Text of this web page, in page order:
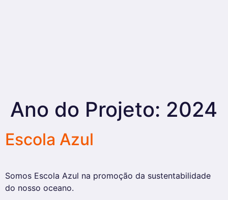
Ano do Projeto: 2024
Escola Azul
Somos Escola Azul na promoção da sustentabilidade
do nosso oceano.